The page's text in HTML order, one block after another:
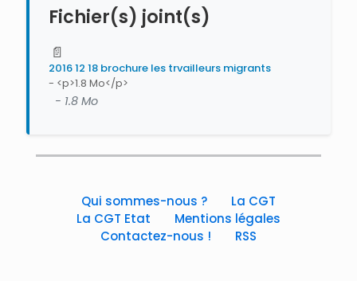
Fichier(s) joint(s)
📄
2016 12 18 brochure les trvailleurs migrants
- <p>1.8 Mo</p>
- 1.8 Mo
Qui sommes-nous ?
La CGT
La CGT Etat
Mentions légales
Contactez-nous !
RSS